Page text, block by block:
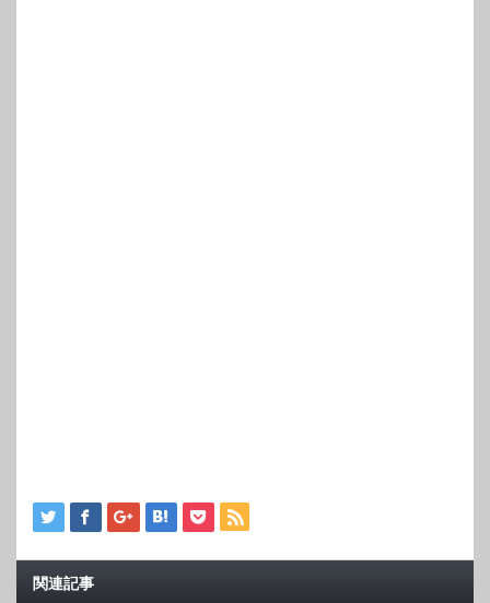
関連記事